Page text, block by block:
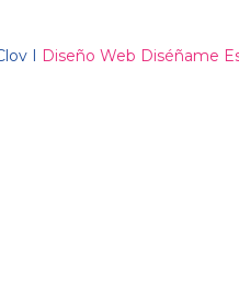
I Diseño Web Diséñame